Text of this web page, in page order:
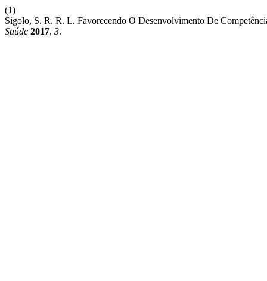
(1)
Sigolo, S. R. R. L. Favorecendo O Desenvolvimento De
Saúde 2017, 3.